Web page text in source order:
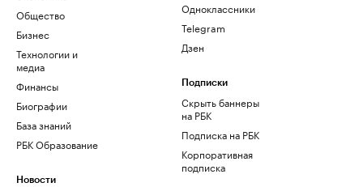
Общество
Бизнес
Технологии и
медиа
Финансы
Биографии
База знаний
РБК Образование
Новости
Одноклассники
Telegram
Дзен
Подписки
Скрыть баннеры
на РБК
Подписка на РБК
Корпоративная
подписка